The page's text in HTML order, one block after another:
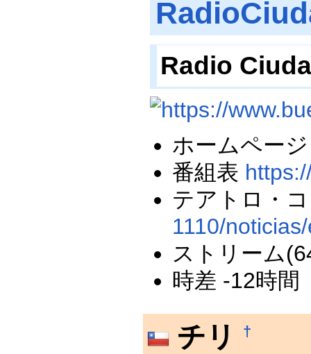
Radio
ホームペー
番組表
テアトロ・
1110/
ストリーム
時差 -12時間
チリ †